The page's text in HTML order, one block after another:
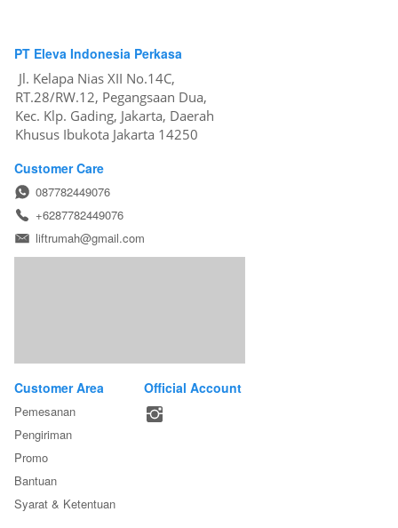
PT Eleva Indonesia Perkasa
Jl. Kelapa Nias XII No.14C,
RT.28/RW.12, Pegangsaan Dua,
Kec. Klp. Gading, Jakarta, Daerah
Khusus Ibukota Jakarta 14250
Customer Care
087782449076
+6287782449076
liftrumah@gmail.com
Customer Area
Pemesanan
Pengiriman
Promo
Bantuan
Syarat & Ketentuan
Official Account